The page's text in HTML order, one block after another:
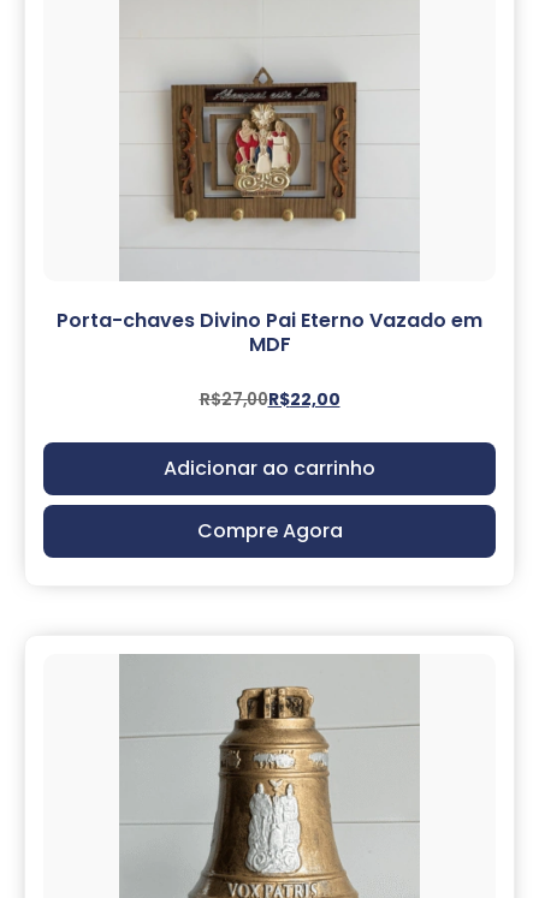
Porta-chaves Divino Pai Eterno Vazado em
MDF
R$27,00R$22,00
Adicionar ao carrinho
Compre Agora